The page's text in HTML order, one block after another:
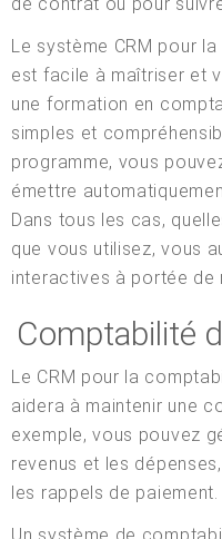
Le système CRM pour
est facile à maîtriser et
une formation en
simples et
programme, vous
émettre
Dans tous les cas,
que vous utilisez, vous
interactives à portée de
Comptabilité
Le CRM pour la
aidera à maintenir une
exemple, vous pouvez
revenus et les
les rappels de paiement.
Un système de